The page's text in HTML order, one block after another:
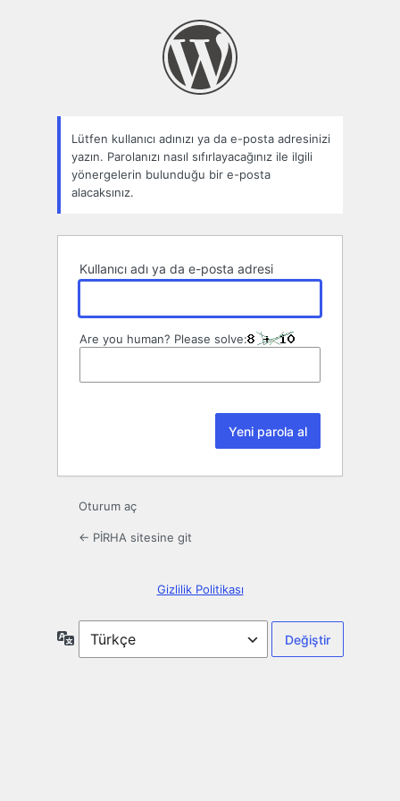
Lütfen kullanıcı adınızı ya da e-posta adresinizi
yazın. Parolanızı nasıl sıfırlayacağınız ile ilgili
yönergelerin bulunduğu bir e-posta
alacaksınız.
Kullanıcı adı ya da e-posta adresi
Are you human? Please solve:
Oturum aç
← PİRHA sitesine git
Gizlilik Politikası
Dil